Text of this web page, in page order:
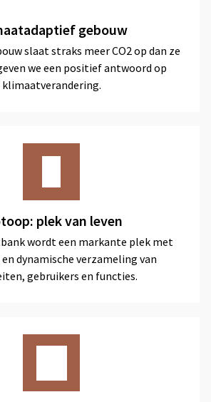
gebouw
slaat straks meer CO2 op dan ze
we een positief antwoord op
klimaatverandering.
plek van leven
wordt een markante plek met
en dynamische verzameling van
gebruikers en functies.